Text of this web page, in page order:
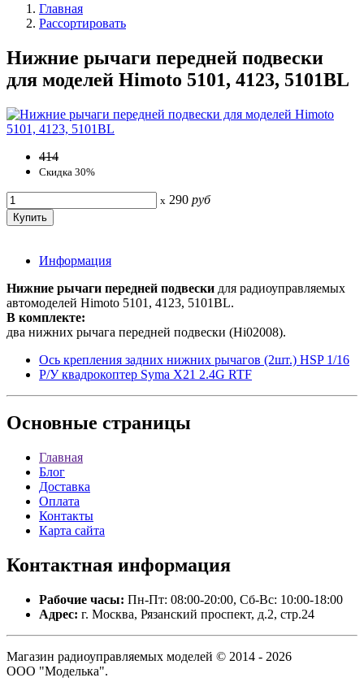
Главная
Рассортировать
Нижние рычаги передней подвески
для моделей Himoto 5101, 4123, 5101BL
414
Скидка 30%
x 290 руб
Информация
Нижние рычаги передней подвески для радиоуправляемых
автомоделей Himoto 5101, 4123, 5101BL.
В комплекте:
два нижних рычага передней подвески (Hi02008).
Ось крепления задних нижних рычагов (2шт.) HSP 1/16
Р/У квадрокоптер Syma X21 2.4G RTF
Основные страницы
Главная
Блог
Доставка
Оплата
Контакты
Карта сайта
Контактная информация
Рабочие часы: Пн-Пт: 08:00-20:00, Сб-Вс: 10:00-18:00
Адрес: г. Москва, Рязанский проспект, д.2, стр.24
Магазин радиоуправляемых моделей © 2014 - 2026
ООО "Моделька".